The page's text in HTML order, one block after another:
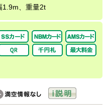
1.9m、重量2t